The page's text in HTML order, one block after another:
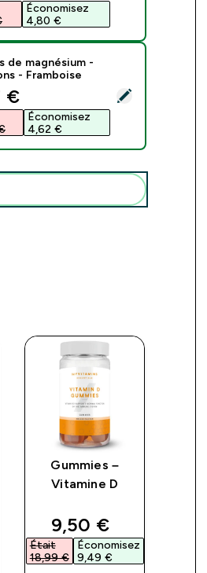
Économisez
4,80 €‎
Gummies de magnésium -
de magnésium -
- Framboise
price
€‎
Économisez
4,62 €‎
Gummies –
Vitamine D
discounted price
9,50 €‎
Était
18,99 €‎
Économisez
9,49 €‎